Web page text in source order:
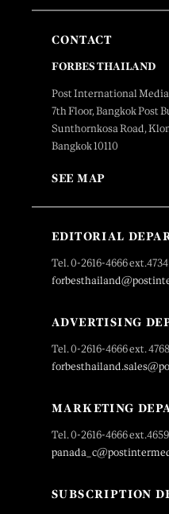
CONTACT
FORBES THAILAND
Post International Media
7th Floor, Bangkok Post
Sunthornkosa Road,
Bangkok 10110
SEE MAP
EDITORIAL
Tel. 0-2616-4666 ext.4734
ADVERTISING
Tel. 0-2616-4666 ext.
MARKETING
Tel. 0-2616-4666 ext.4659
SUBSCRIPTION